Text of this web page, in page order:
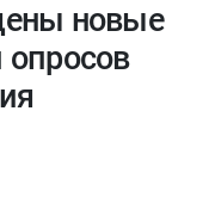
новые